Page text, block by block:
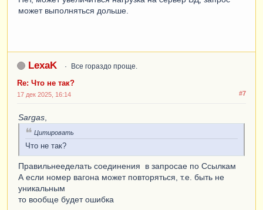
может выполняться дольше.
LexaK Все гораздо проще.
Re: Что не так?
#7
17 дек 2025, 16:14
Sargas
Цитировать
Что не так?
Правильнееделать соединения в запросае по Ссылкам
А если номер вагона может повторяться, т.е. быть не
уникальным
то вообще будет ошибка